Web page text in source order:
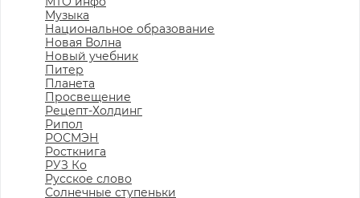
Музыка
Национальное образование
Новая Волна
Новый учебник
Питер
Планета
Просвещение
Рецепт-Холдинг
Рипол
РОСМЭН
Росткнига
РУЗ Ко
Русское слово
Солнечные ступеньки